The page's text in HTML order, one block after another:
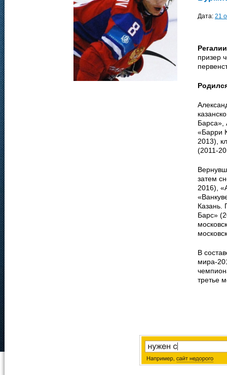
Дата: 21
призер
Барса»,
«Барри
2013),
(2011-
затем
2016),
Казань.
Барс»
В
мира-
третье